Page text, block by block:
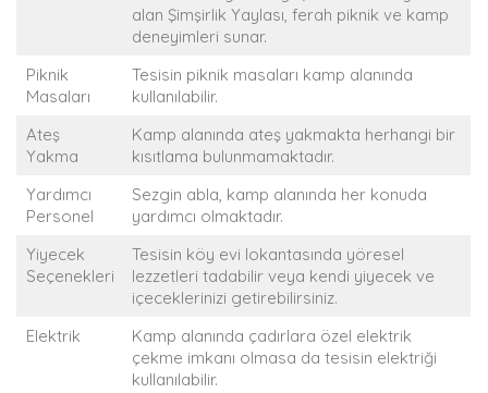
alan Şimşirlik Yaylası, ferah piknik ve kamp
deneyimleri sunar.
Piknik
Masaları
Tesisin piknik masaları kamp alanında
kullanılabilir.
Ateş
Yakma
Kamp alanında ateş yakmakta herhangi bir
kısıtlama bulunmamaktadır.
Yardımcı
Personel
Sezgin abla, kamp alanında her konuda
yardımcı olmaktadır.
Yiyecek
Seçenekleri
Tesisin köy evi lokantasında yöresel
lezzetleri tadabilir veya kendi yiyecek ve
içeceklerinizi getirebilirsiniz.
Elektrik
Kamp alanında çadırlara özel elektrik
çekme imkanı olmasa da tesisin elektriği
kullanılabilir.